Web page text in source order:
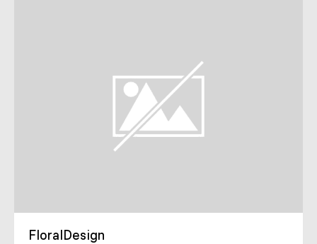
FloralDesign